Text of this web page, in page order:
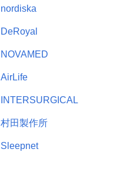
nordiska
DeRoyal
NOVAMED
AirLife
INTERSURGICAL
村田製作所
Sleepnet